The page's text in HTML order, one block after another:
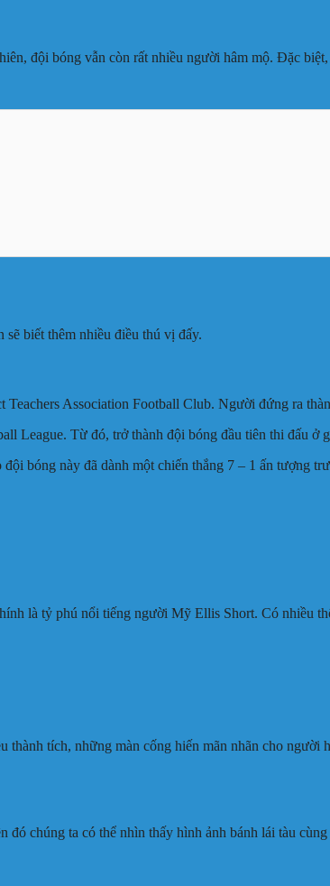
đội bóng vẫn còn rất nhiều người hâm mộ. Đặc
biết thêm nhiều điều thú vị đấy.
Association Football Club. Người đứng ra
League. Từ đó, trở thành đội bóng đầu tiên thi đấu ở
bóng này đã dành một chiến thắng 7 – 1 ấn tượng
là tỷ phú nổi tiếng người Mỹ Ellis Short. Có nhiều
tích, những màn cống hiến mãn nhãn cho
chúng ta có thể nhìn thấy hình ảnh bánh lái tàu